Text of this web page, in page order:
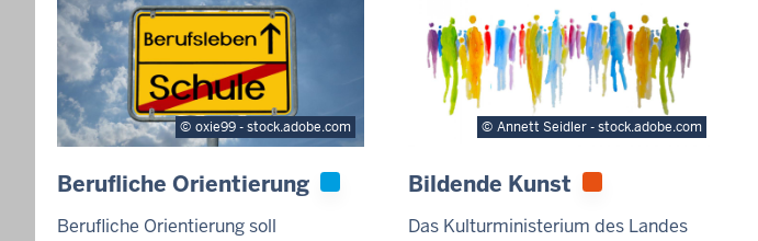
oxie99 - stock.adobe.com
Berufliche Orientierung
Berufliche Orientierung soll
Annett Seidler - stock.adobe.com
Bildende Kunst
Das Kulturministerium des Landes